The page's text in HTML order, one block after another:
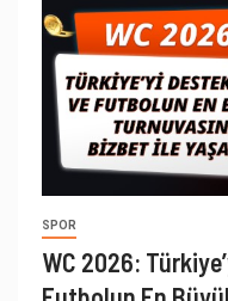
SPOR
WC 2026: